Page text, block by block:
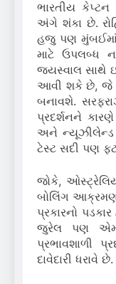
ભારતીય કેપ્ટન
અંગે શંકા છે.
હજુ પણ મુંબઈમાં
માટે ઉપલબ્ધ
જયસ્વાલ સાથે
આવી શકે છે, જે
બનાવશે.
પ્રદર્શનને
અને ન્યૂઝીલેન્ડ
ટેસ્ટ સદી પણ
જોકે,
બોલિંગ
પ્રકારનો
જુરેલ પણ
પ્રભાવશાળી
દાવેદારી ધરાવે છે.